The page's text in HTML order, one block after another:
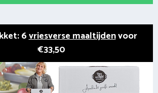
6vriesverse maaltijdenvoor
€33,50